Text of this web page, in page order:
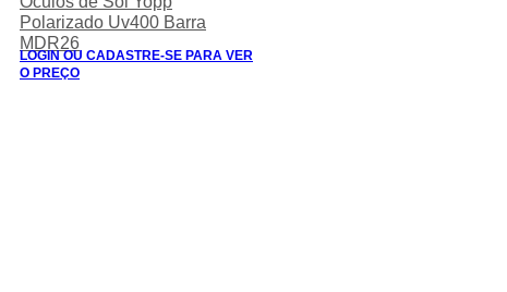
Polarizado Uv400 Barra
MDR26
LOGIN OU CADASTRE-SE PARA VER
O PREÇO